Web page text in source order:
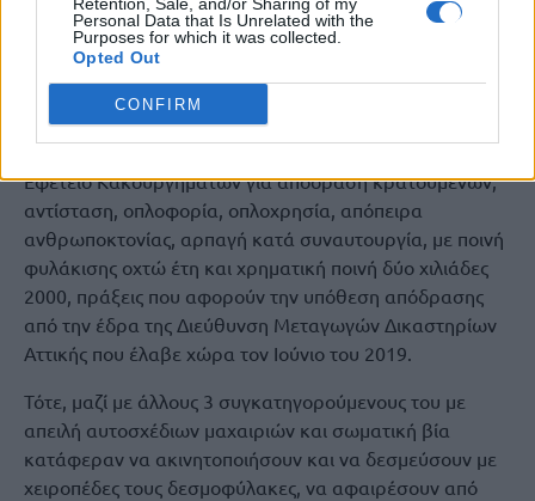
Personal Data that Is Unrelated with the
Purposes for which it was collected.
Opted Out
CONFIRM
Εφετείο Κακουργημάτων για απόδραση κρατουμένων,
αντίσταση, οπλοφορία, οπλοχρησία, απόπειρα
ανθρωποκτονίας, αρπαγή κατά συναυτουργία, με ποινή
φυλάκισης οχτώ έτη και χρηματική ποινή δύο χιλιάδες
2000, πράξεις που αφορούν την υπόθεση απόδρασης
από την έδρα της Διεύθυνση Μεταγωγών Δικαστηρίων
Αττικής που έλαβε χώρα τον Ιούνιο του 2019.
Τότε, μαζί με άλλους 3 συγκατηγορούμενους του με
απειλή αυτοσχέδιων μαχαιριών και σωματική βία
κατάφεραν να ακινητοποιήσουν και να δεσμεύσουν με
χειροπέδες τους δεσμοφύλακες, να αφαιρέσουν από